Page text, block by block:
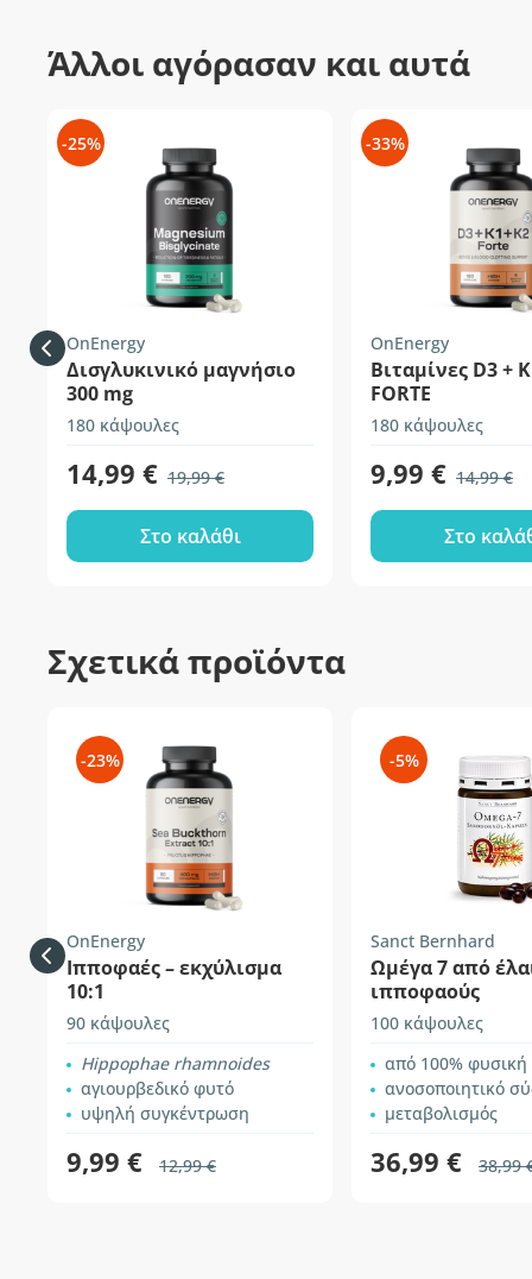
Άλλοι αγόρασαν και αυτά
-25%
OnEnergy
Δισγλυκινικό μαγνήσιο
300 mg
180 κάψουλες
14,99 € 19,99 €
Στο καλάθι
-33%
OnEnergy
Βιταμίνες D3 +
FORTE
180 κάψουλες
9,99 € 14,99 €
Στο
Σχετικά προϊόντα
-23%
OnEnergy
Ιπποφαές – εκχύλισμα
10:1
90 κάψουλες
Hippophae rhamnoides
αγιουρβεδικό φυτό
υψηλή συγκέντρωση
9,99 € 12,99 €
-5%
Sanct Bernhard
Ωμέγα 7 από
ιπποφαούς
100 κάψουλες
από 100% φυσική
ανοσοποιητικό
μεταβολισμός
36,99 € 38,99